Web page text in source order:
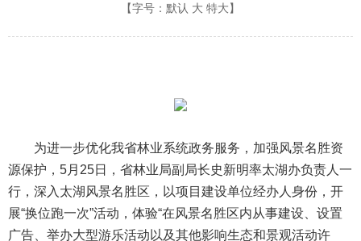
【字号： 默认 大 特大 】
为进一步优化我省林业系统政务服务，加强风景名胜资
源保护，5月25日，省林业局副局长史新明率太湖办负责人一
行，深入太湖风景名胜区，以项目建设单位经办人身份，开
展“换位跑一次”活动，体验“在风景名胜区内从事建设、设置
广告、举办大型游乐活动以及其他影响生态和景观活动许